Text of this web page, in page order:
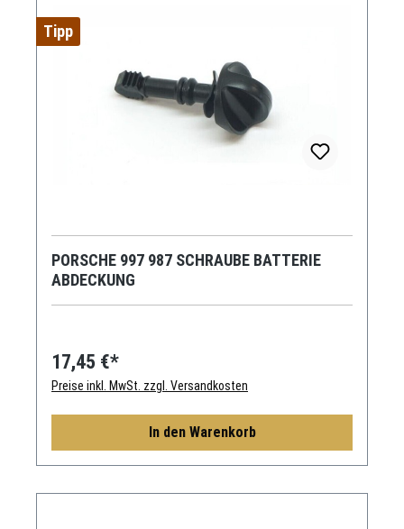
Tipp
PORSCHE 997 987 SCHRAUBE BATTERIE
ABDECKUNG
17,45 €*
Preise inkl. MwSt. zzgl. Versandkosten
In den Warenkorb